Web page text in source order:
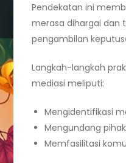
Pendekatan ini
merasa dihargai dan
pengambilan
Langkah-langkah
mediasi meliputi:
Mengidentifikasi
Mengundang
Memfasilitasi